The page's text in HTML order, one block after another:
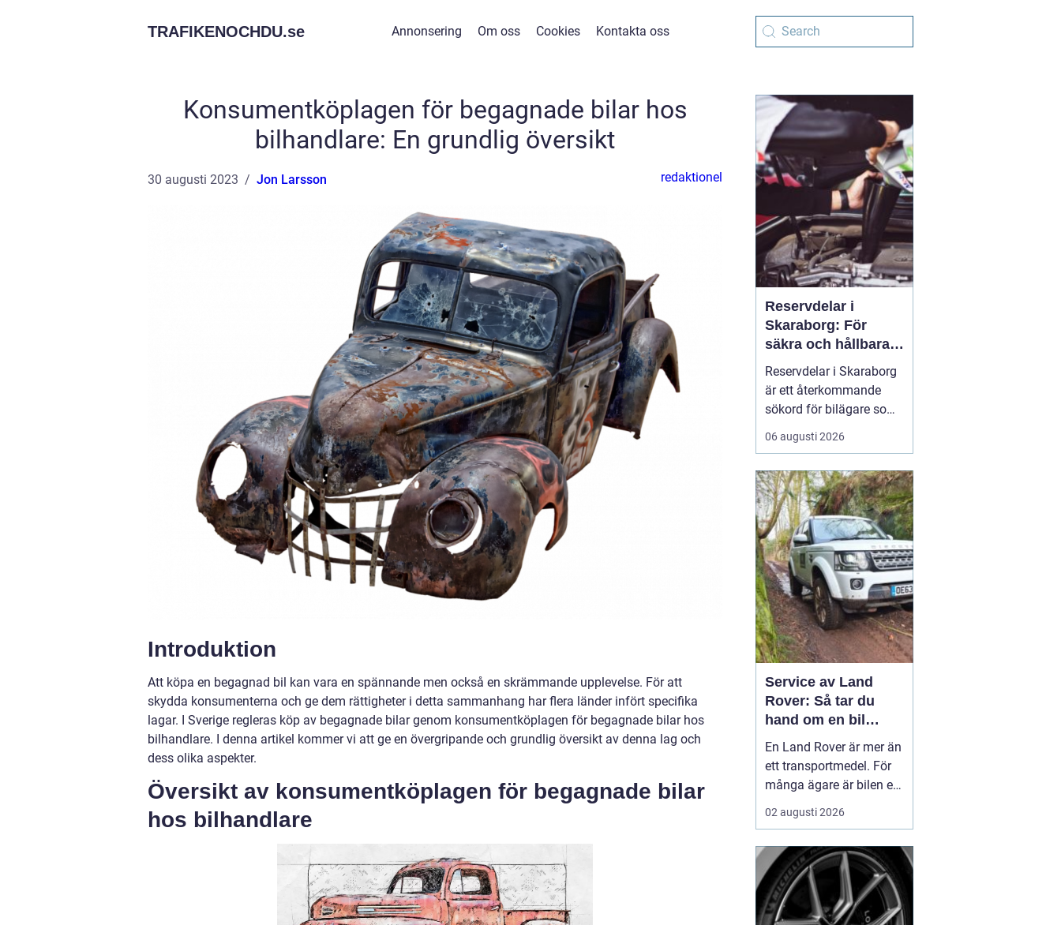
TRAFIKENOCHDU.se Annonsering Om oss Cookies Kontakta oss
Konsumentköplagen för begagnade bilar hos
bilhandlare: En grundlig översikt
30 augusti 2023 Jon Larsson redaktionel
Introduktion
Att köpa en begagnad bil kan vara en spännande men också en skrämmande upplevelse. För att
skydda konsumenterna och ge dem rättigheter i detta sammanhang har flera länder infört specifika
lagar. I Sverige regleras köp av begagnade bilar genom konsumentköplagen för begagnade bilar hos
bilhandlare. I denna artikel kommer vi att ge en övergripande och grundlig översikt av denna lag och
dess olika aspekter.
Översikt av konsumentköplagen för begagnade bilar
hos bilhandlare
Reservdelar i
Skaraborg: För
säkra och hållbara
bilar
Reservdelar i Skaraborg
är ett återkommande
sökord för bilägare som
vill hålla bilen i gott
skick utan att betala
regionen vänder sig till
lokala specialister som
bvs.nu när...
06 augusti 2026
Service av Land
Rover: Så tar du
hand om en bil
byggd för tuffa
uppdrag
En Land Rover är mer än
ett transportmedel. För
många ägare är bilen ett
arbetsredskap, ett
fritidsprojekt och en del
spelar service en
avgörande roll. Rätt
skött kan...
02 augusti 2026